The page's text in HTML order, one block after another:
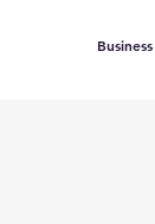
Business